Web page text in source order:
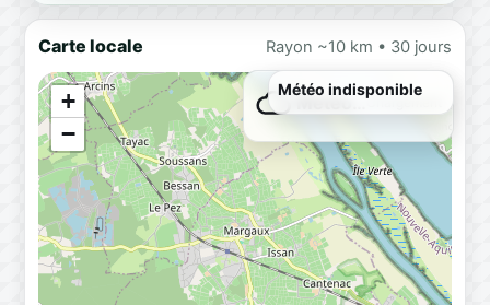
Carte locale Rayon ~10 km • 30 jours
+
−
Météo…Chargement
Météo indisponible